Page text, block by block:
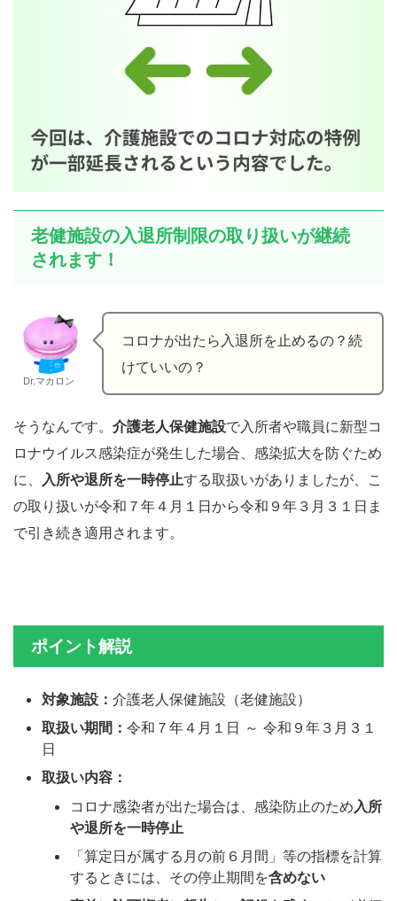
老健施設の入退所制限の取り扱いが継続
されます！
Dr.マカロン
コロナが出たら入退所を止めるの？続
けていいの？
そうなんです。 介護老人保健施設で入所者や職員に新型コ
ロナウイルス感染症が発生した場合、感染拡大を防ぐため
に、 入所や退所を一時停止する取扱いがありましたが、こ
の取り扱いが令和７年４月１日から令和９年３月３１日ま
で引き続き適用されます。
ポイント解説
対象施設： 介護老人保健施設（老健施設）
取扱い期間： 令和７年４月１日 ～ 令和９年３月３１
日
取扱い内容：
コロナ感染者が出た場合は、感染防止のため入所
や退所を一時停止
「算定日が属する月の前６月間」等の指標を計算
するときには、その停止期間を含めない